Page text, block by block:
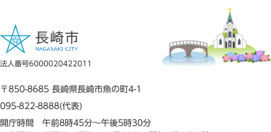
法人番号6000020422011
〒850-8685 長崎県長崎市魚の町4-1
095-822-8888(代表)
開庁時間 午前8時45分～午後5時30分